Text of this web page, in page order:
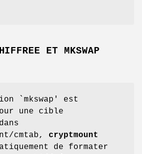
ET MKSWAP
`mkswap' est
une cible
cmtab, cryptmount
de formater